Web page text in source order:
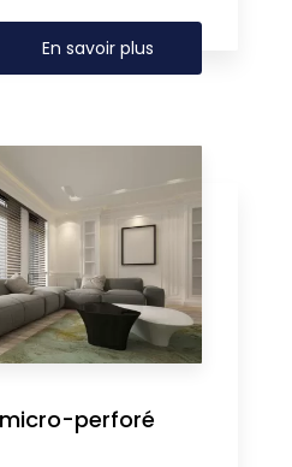
En savoir plus
perforé